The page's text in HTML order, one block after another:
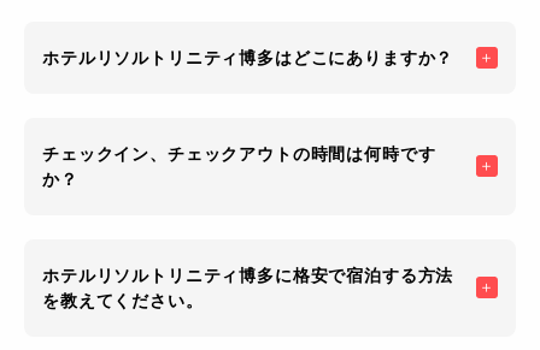
ホテルリソルトリニティ博多はどこにありますか？
チェックイン、チェックアウトの時間は何時です
か？
ホテルリソルトリニティ博多に格安で宿泊する方法
を教えてください。